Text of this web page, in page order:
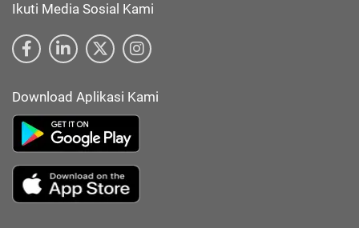
Ikuti Media Sosial Kami
Download Aplikasi Kami